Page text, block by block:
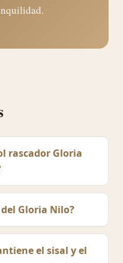
rascador Gloria
Gloria Nilo?
el sisal y el